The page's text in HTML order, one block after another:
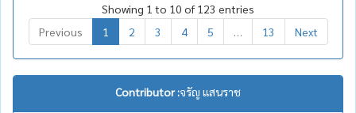
Showing 1 to 10 of 123 entries
Previous
1 2 3 4 5 13 Next
Contributor :จรัญ แสนราช